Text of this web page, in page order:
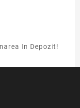
In Depozit!